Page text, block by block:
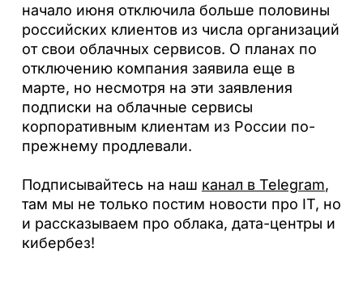
начало июня отключила больше половины
российских клиентов из числа организаций
от свои облачных сервисов. О планах по
отключению компания заявила еще в
марте, но несмотря на эти заявления
подписки на облачные сервисы
корпоративным клиентам из России по-
прежнему продлевали.
Подписывайтесь на наш канал в Telegram,
там мы не только постим новости про IT, но
и рассказываем про облака, дата-центры и
кибербез!